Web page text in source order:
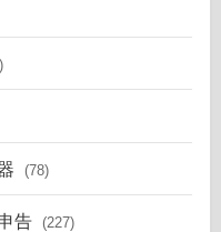
(78)
告 (227)